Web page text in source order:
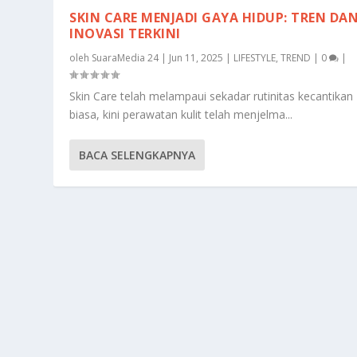
SKIN CARE MENJADI GAYA HIDUP: TREN
INOVASI TERKINI
oleh SuaraMedia 24| Jun 11, 2025 | LIFESTYLE,TREND | 0 |
Skin Care telah melampaui sekadar rutinitas kecantikan
biasa, kini perawatan kulit telah menjelma...
BACA SELENGKAPNYA